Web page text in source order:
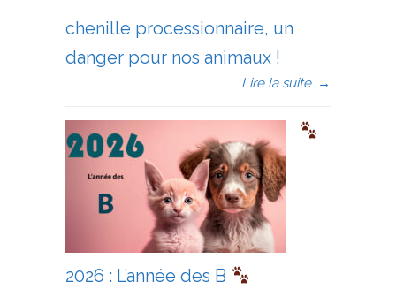
chenille processionnaire, un
danger pour nos animaux !
Lire la suite →
2026 : L’année des B